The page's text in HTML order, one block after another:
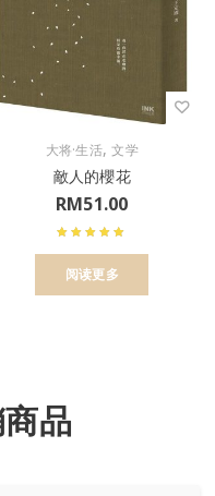
大将·生活,文学
敵人的櫻花
RM51.00
阅读更多
品